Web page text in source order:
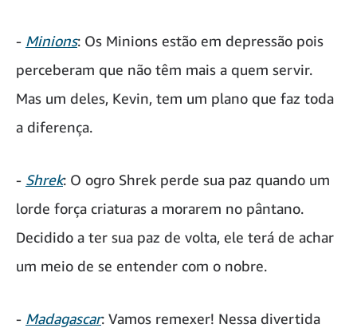
- Minions: Os Minions estão em depressão pois
perceberam que não têm mais a quem servir.
Mas um deles, Kevin, tem um plano que faz toda
a diferença.
- Shrek: O ogro Shrek perde sua paz quando um
lorde força criaturas a morarem no pântano.
Decidido a ter sua paz de volta, ele terá de achar
um meio de se entender com o nobre.
- Madagascar: Vamos remexer! Nessa divertida